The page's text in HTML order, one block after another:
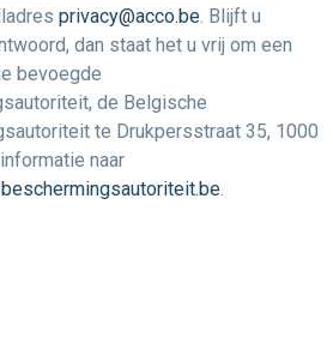
privacy@acco.be . Blijft u
dan staat het u vrij om een
bevoegde
de Belgische
te Drukpersstraat 35, 1000
naar